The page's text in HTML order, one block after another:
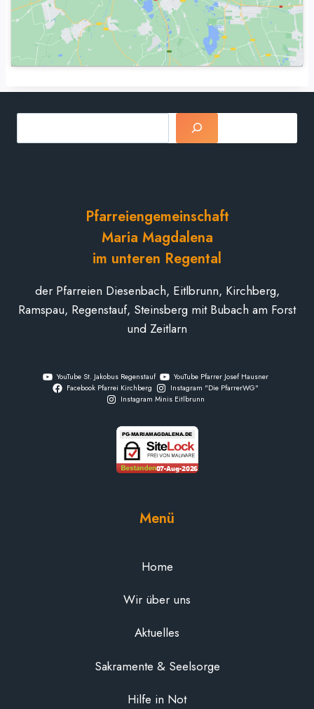
Suchen
Pfarreiengemeinschaft
Maria Magdalena
im unteren Regental
der Pfarreien Diesenbach, Eitlbrunn, Kirchberg,
Ramspau, Regenstauf, Steinsberg mit Bubach am Forst
und Zeitlarn
YouTube St. Jakobus Regenstauf
YouTube Pfarrer Josef Hausner
Facebook Pfarrei Kirchberg
Instagram "Die PfarrerWG"
Instagram Minis Eitlbrunn
Menü
Home
Wir über uns
Aktuelles
Sakramente & Seelsorge
Hilfe in Not